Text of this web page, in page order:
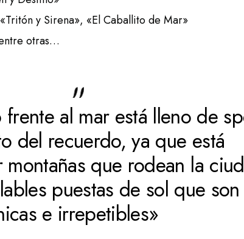
y Sirena», «El Caballito de Mar»
otras…
al mar está lleno de
del recuerdo, ya que está
que rodean la
puestas de sol que son
e irrepetibles»